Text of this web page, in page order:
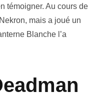
témoigner. Au cours de
mais a joué un
Blanche l’a